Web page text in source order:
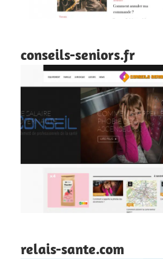
conseils-seniors.fr
relais-sante.com